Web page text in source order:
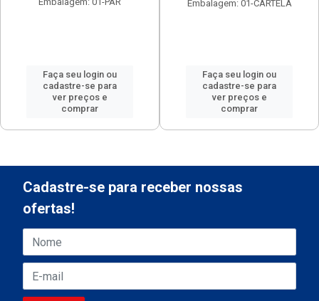
Faça seu login ou
cadastre-se para
ver preços e
comprar
Embalagem: 01-CARTELA
Faça seu login ou
cadastre-se para
ver preços e
comprar
Cadastre-se para receber nossas
ofertas!